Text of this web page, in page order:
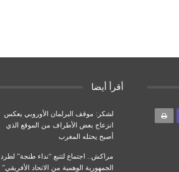
أقرأ أيضا
لشكر: موقف البرلمان الأوروبي يعكس
انزعاج بعض الأطراف من الموقع الذي
أصبح يحتله المغرب
مراكش.. اجتماع لتتبع “نداء طنجة” لطرد
الجمهورية الوهمية من الاتحاد الأفريقي”